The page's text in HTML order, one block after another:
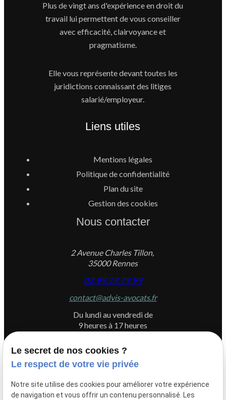
Plus de vingt ans d'expérience en droit du
travail lui permettent de vous conseiller
avec efficacité, clairvoyance et
pragmatisme.
Elle vous représente devant toutes les
juridictions connaissant des litiges
salarié/employeur.
Liens utiles
Mentions légales
Politique de confidentialité
Plan du site
Gestion des cookies
Nous contacter
2 Avenue Charles Tillon,
35000 Rennes
02.99.79.79.99
contact@advis-avocats.fr
Du lundi au vendredi de
9 heures à 17 heures
Newletter
Inscrivez-vous à la newsletter du Cabinet ADVIS
Le secret de nos cookies ?
Le respect de votre vie privée
Notre site utilise des cookies pour améliorer votre expérience
de navigation et vous offrir un contenu personnalisé. Les